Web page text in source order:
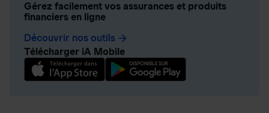
Gérez facilement vos assurances et produits
financiers en ligne
Découvrir nos outils arrow_forward
Télécharger iA Mobile